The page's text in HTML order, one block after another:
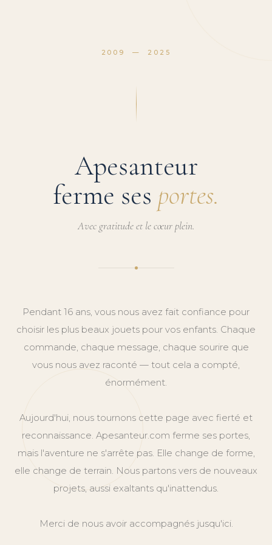
2009 — 2025
Apesanteur
ferme ses portes.
Avec gratitude et le cœur plein.
Pendant 16 ans, vous nous avez fait confiance pour
choisir les plus beaux jouets pour vos enfants. Chaque
commande, chaque message, chaque sourire que
vous nous avez raconté — tout cela a compté,
énormément.
Aujourd'hui, nous tournons cette page avec fierté et
reconnaissance. Apesanteur.com ferme ses portes,
mais l'aventure ne s'arrête pas. Elle change de forme,
elle change de terrain. Nous partons vers de nouveaux
projets, aussi exaltants qu'inattendus.
Merci de nous avoir accompagnés jusqu'ici.